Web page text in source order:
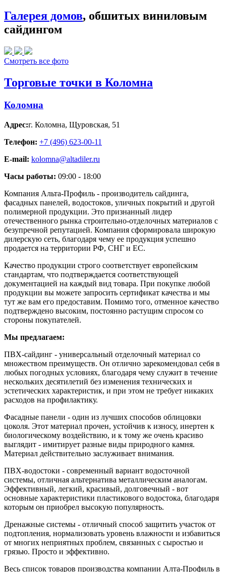
Галерея домов, обшитых виниловым
сайдингом
Смотреть все фото
Торговые точки в Коломна
Коломна
Адрес:г. Коломна, Щуровская, 51
Телефон: +7 (496) 623-00-11
E-mail: kolomna@altadiler.ru
Часы работы: 09:00 - 18:00
Компания Альта-Профиль - производитель сайдинга,
фасадных панелей, водостоков, уличных покрытий и другой
полимерной продукции. Это признанный лидер
отечественного рынка строительно-отделочных материалов с
безупречной репутацией. Компания сформировала широкую
дилерскую сеть, благодаря чему ее продукция успешно
продается на территории РФ, СНГ и ЕС.
Качество продукции строго соответствует европейским
стандартам, что подтверждается соответствующей
документацией на каждый вид товара. При покупке любой
продукции вы можете запросить сертификат качества и мы
тут же вам его предоставим. Помимо того, отменное качество
подтверждено высоким, постоянно растущим спросом со
стороны покупателей.
Мы предлагаем:
ПВХ-сайдинг - универсальный отделочный материал со
множеством преимуществ. Он отлично зарекомендовал себя в
любых погодных условиях, благодаря чему служит в течение
нескольких десятилетий без изменения технических и
эстетических характеристик, и при этом не требует никаких
расходов на профилактику.
Фасадные панели - один из лучших способов облицовки
цоколя. Этот материал прочен, устойчив к износу, инертен к
биологическому воздействию, и к тому же очень красиво
выглядит - имитирует разные виды природного камня.
Материал действительно заслуживает внимания.
ПВХ-водостоки - современный вариант водосточной
системы, отличная альтернатива металлическим аналогам.
Эффективный, легкий, красивый, долговечный - вот
основные характеристики пластикового водостока, благодаря
которым он приобрел высокую популярность.
Дренажные системы - отличный способ защитить участок от
подтопления, нормализовать уровень влажности и избавиться
от многих неприятных проблем, связанных с сыростью и
грязью. Просто и эффективно.
Весь список товаров производства компании Алта-Профиль в